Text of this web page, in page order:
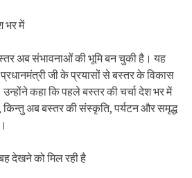
भर में
अब संभावनाओं की भूमि बन चुकी है। यह
जी के प्रयासों से बस्तर के विकास
उन्होंने कहा कि पहले बस्तर की चर्चा देश भर में
किन्तु अब बस्तर की संस्कृति, पर्यटन और समृद्ध
देखने को मिल रही है